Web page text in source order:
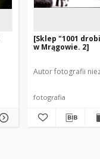
[Sklep "1001
w Mrągowie. 2]
Autor fotografii
fotografia